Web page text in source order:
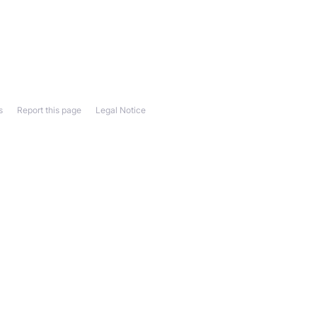
Legal Notice
Report this page